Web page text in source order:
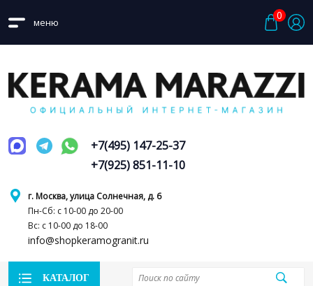
меню
0
г. Москва, улица Солнечная, д. 6
Пн-Сб: с 10-00 до 20-00
Вс: с 10-00 до 18-00
info@shopkeramogranit.ru
+7(495) 147-25-37
+7(925) 851-11-10
КАТАЛОГ